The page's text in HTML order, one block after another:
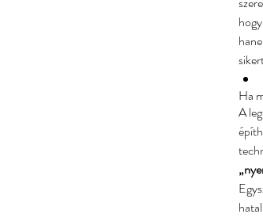
Our Recent Posts
Ha
A